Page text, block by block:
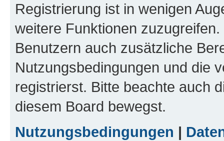
Registrierung ist in wenigen
weitere Funktionen
Benutzern auch zusätzliche
Nutzungsbedingungen und die
registrierst. Bitte beachte auch
diesem Board bewegst.
Nutzungsbedingungen |